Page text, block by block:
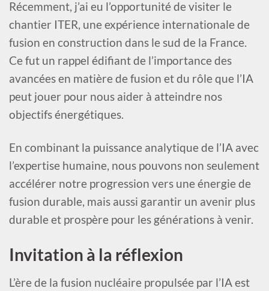
Récemment, j’ai eu l’opportunité de visiter le
chantier ITER, une expérience internationale de
fusion en construction dans le sud de la France.
Ce fut un rappel édifiant de l’importance des
avancées en matière de fusion et du rôle que l’IA
peut jouer pour nous aider à atteindre nos
objectifs énergétiques.
En combinant la puissance analytique de l’IA avec
l’expertise humaine, nous pouvons non seulement
accélérer notre progression vers une énergie de
fusion durable, mais aussi garantir un avenir plus
durable et prospère pour les générations à venir.
Invitation à la réflexion
L’ère de la fusion nucléaire propulsée par l’IA est